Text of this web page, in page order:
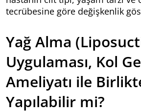
tecrübesine göre değişkenlik
Yağ Alma
Uygulaması, Kol
Ameliyatı ile
Yapılabilir mi?